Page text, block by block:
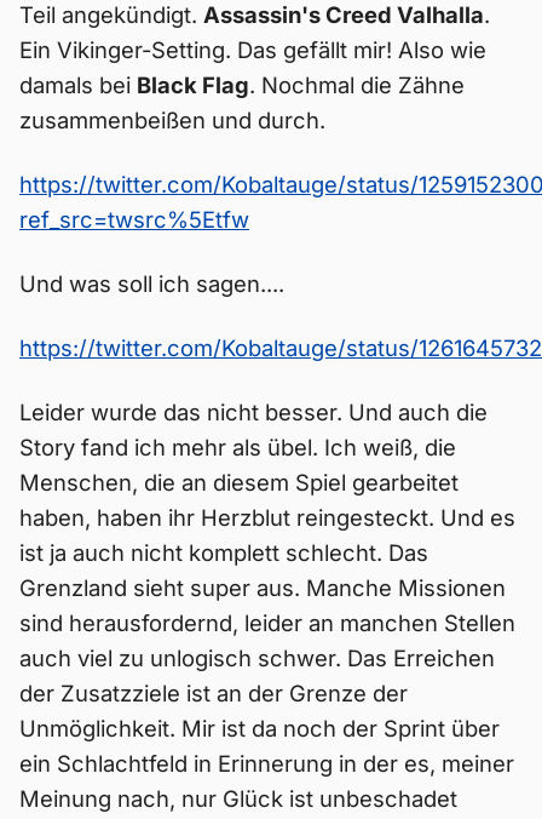
Teil angekündigt. Assassin's Creed Valhalla.
Ein Vikinger-Setting. Das gefällt mir! Also wie
damals bei Black Flag. Nochmal die Zähne
zusammenbeißen und durch.
https://twitter.com/Kobaltauge/status/
ref_src=twsrc%5Etfw
Und was soll ich sagen....
https://twitter.com/Kobaltauge/status/
Leider wurde das nicht besser. Und auch die
Story fand ich mehr als übel. Ich weiß, die
Menschen, die an diesem Spiel gearbeitet
haben, haben ihr Herzblut reingesteckt. Und es
ist ja auch nicht komplett schlecht. Das
Grenzland sieht super aus. Manche Missionen
sind herausfordernd, leider an manchen Stellen
auch viel zu unlogisch schwer. Das Erreichen
der Zusatzziele ist an der Grenze der
Unmöglichkeit. Mir ist da noch der Sprint über
ein Schlachtfeld in Erinnerung in der es, meiner
Meinung nach, nur Glück ist unbeschadet